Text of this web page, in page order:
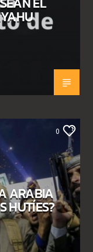
0
ARABIA
HUTÍES?